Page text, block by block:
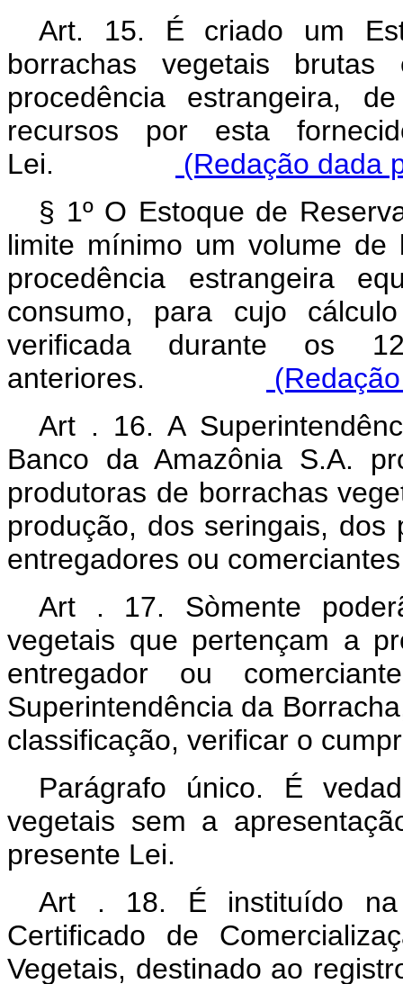
Art. 15. É criado um
borrachas vegetais
procedência estrangeira,
recursos por esta
Lei.
(Redação dada
§ 1º O Estoque de
limite mínimo um volume de
procedência estrangeira
consumo, para cujo
verificada durante os
anteriores.
Art . 16. A
Banco da Amazônia S.A.
produtoras de borrachas
produção, dos seringais,
entregadores ou
Art . 17. Sòmente
vegetais que pertençam a
entregador ou
Superintendência da
classificação, verificar o
Parágrafo único. É
vegetais sem a
presente Lei.
Art . 18. É instituído na
Certificado de
Vegetais, destinado ao